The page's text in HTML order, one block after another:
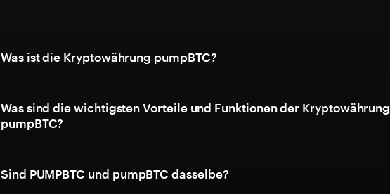
Was ist die Kryptowährung pumpBTC?
Was sind die wichtigsten Vorteile und Funktionen der Kryptowährung
pumpBTC?
Sind PUMPBTC und pumpBTC dasselbe?